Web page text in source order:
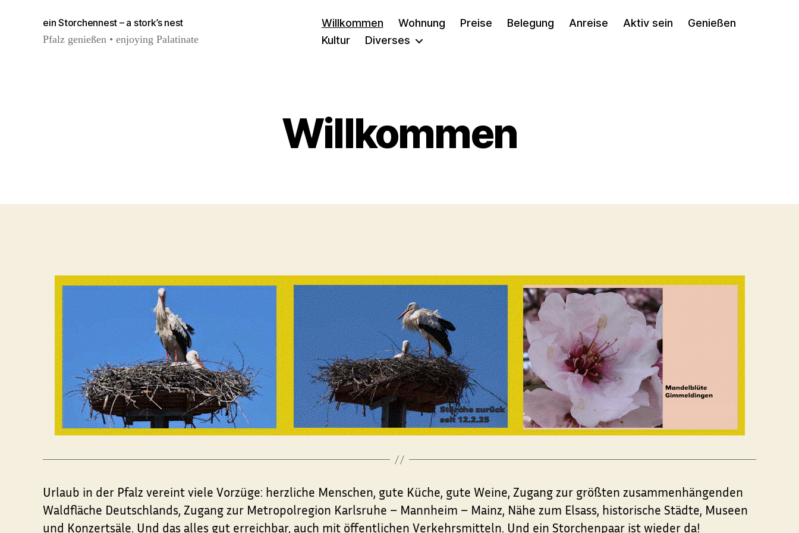
ein Storchennest – a stork’s nest
Pfalz genießen • enjoying Palatinate
Willkommen Wohnung Preise Belegung Anreise Aktiv sein
Genießen
Kultur
Diverses
Willkommen
Urlaub in der Pfalz vereint viele Vorzüge: herzliche Menschen, gute Küche, gute Weine, Zugang zur größten zusammenhängenden
Waldfläche Deutschlands, Zugang zur Metropolregion Karlsruhe – Mannheim – Mainz, Nähe zum Elsass, historische Städte, Museen
und Konzertsäle. Und das alles gut erreichbar, auch mit öffentlichen Verkehrsmitteln. Und ein Storchenpaar ist wieder da!